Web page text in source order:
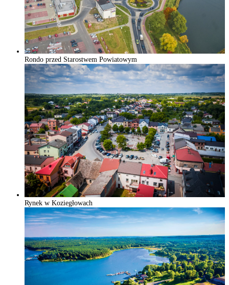
Rondo przed Starostwem Powiatowym
Rynek w Koziegłowach